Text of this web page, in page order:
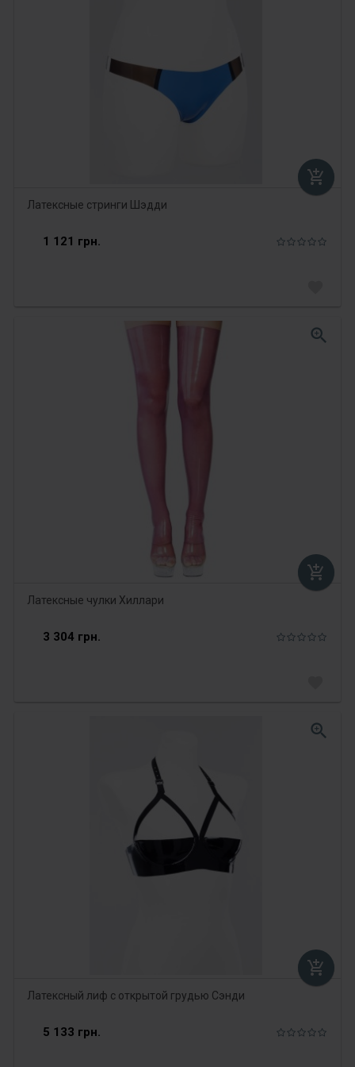
Латексные стринги Шэдди
1 121 грн.
add_shopping_cart
Латексные чулки Хиллари
3 304 грн.
add_shopping_cart
zoom_in
Латексный лиф с открытой грудью Сэнди
5 133 грн.
add_shopping_cart
zoom_in